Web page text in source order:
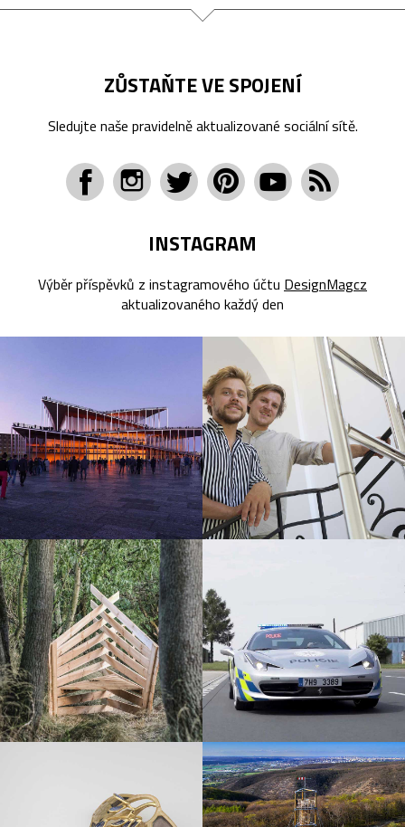
ZŮSTAŇTE VE SPOJENÍ
Sledujte naše pravidelně aktualizované sociální sítě.
INSTAGRAM
Výběr příspěvků z instagramového účtu DesignMagcz
aktualizovaného každý den